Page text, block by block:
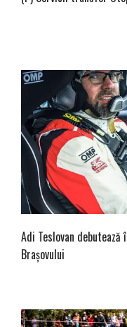
Adi Teslovan
Brașovului